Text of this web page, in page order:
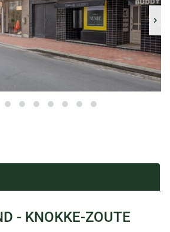
- KNOKKE-ZOUTE